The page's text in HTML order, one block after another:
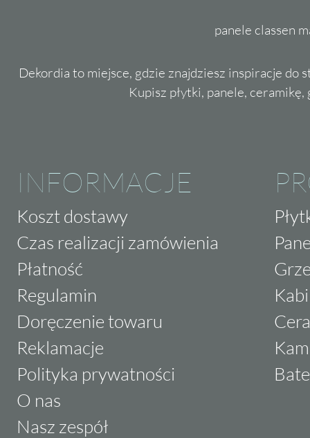
panele classen
Dekordia to miejsce, gdzie znajdziesz inspiracje do
Kupisz płytki, panele,
INFORMACJE
Koszt dostawy
Czas realizacji zamówienia
Płatność
Regulamin
Doręczenie towaru
Reklamacje
Polityka prywatności
O nas
Nasz zespół